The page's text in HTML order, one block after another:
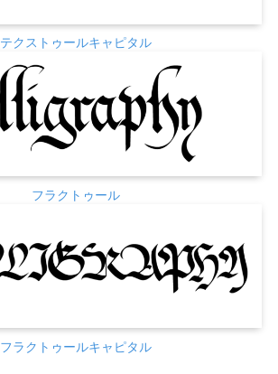
テクストゥールキャピタル
フラクトゥール
フラクトゥールキャピタル